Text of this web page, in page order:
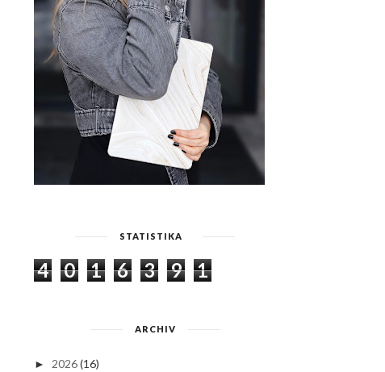
STATISTIKA
4 0 1 6 3 9 1
ARCHIV
► 2026 (16)